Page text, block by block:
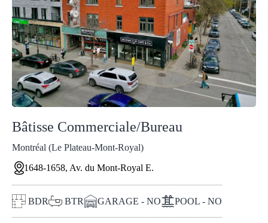
Bâtisse Commerciale/Bureau
Montréal (Le Plateau-Mont-Royal)
1648-1658, Av. du Mont-Royal E.
BDR BTR GARAGE - NO POOL - NO